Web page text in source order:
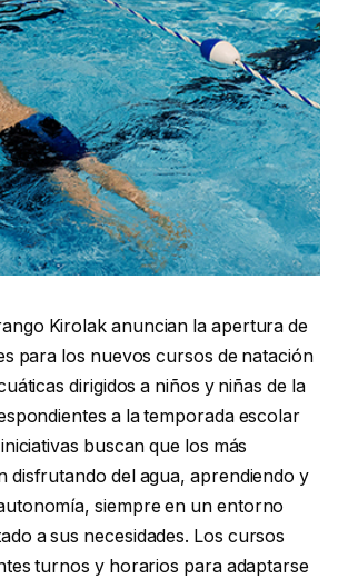
Kirolak anuncian la apertura de
para los nuevos cursos de natación
dirigidos a niños y niñas de la
a la temporada escolar
buscan que los más
disfrutando del agua, aprendiendo y
siempre en un entorno
a sus necesidades. Los cursos
turnos y horarios para adaptarse